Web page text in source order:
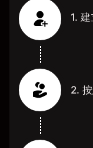
1.
2.